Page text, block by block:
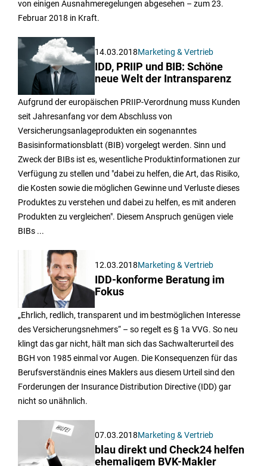
von einigen Ausnahmeregelungen abgesehen – zum 23.
Februar 2018 in Kraft.
14.03.2018Marketing & Vertrieb
IDD, PRIIP und BIB: Schöne
neue Welt der Intransparenz
Aufgrund der europäischen PRIIP-Verordnung muss Kunden
seit Jahresanfang vor dem Abschluss von
Versicherungsanlageprodukten ein sogenanntes
Basisinformationsblatt (BIB) vorgelegt werden. Sinn und
Zweck der BIBs ist es, wesentliche Produktinformationen zur
Verfügung zu stellen und "dabei zu helfen, die Art, das Risiko,
die Kosten sowie die möglichen Gewinne und Verluste dieses
Produktes zu verstehen und dabei zu helfen, es mit anderen
Produkten zu vergleichen". Diesem Anspruch genügen viele
BIBs ...
12.03.2018Marketing & Vertrieb
IDD-konforme Beratung im
Fokus
„Ehrlich, redlich, transparent und im bestmöglichen Interesse
des Versicherungsnehmers“ – so regelt es § 1a VVG. So neu
klingt das gar nicht, hält man sich das Sachwalterurteil des
BGH von 1985 einmal vor Augen. Die Konsequenzen für das
Berufsverständnis eines Maklers aus diesem Urteil sind den
Forderungen der Insurance Distribution Directive (IDD) gar
nicht so unähnlich.
07.03.2018Marketing & Vertrieb
blau direkt und Check24 helfen
ehemaligem BVK-Makler